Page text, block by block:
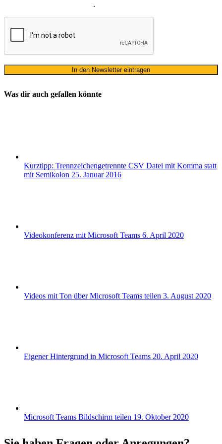
.
Was dir auch gefallen könnte
Kurztipp: Trennzeichengetrennte CSV Datei mit Komma statt
mit Semikolon 25. Januar 2016
Videokonferenz mit Microsoft Teams 6. April 2020
Videos mit Ton über Microsoft Teams teilen 3. August 2020
Eigener Hintergrund in Microsoft Teams 20. April 2020
Microsoft Teams Bildschirm teilen 19. Oktober 2020